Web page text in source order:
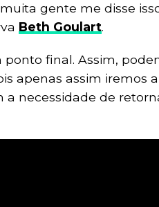
gente me disse
Beth Goulart.
final. Assim,
apenas assim iremos
a necessidade de